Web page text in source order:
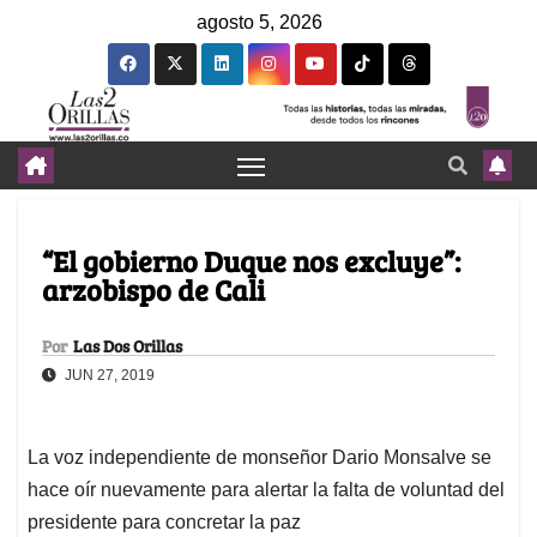
agosto 5, 2026
“El gobierno Duque nos excluye”:
arzobispo de Cali
Por Las Dos Orillas
JUN 27, 2019
La voz independiente de monseñor Dario Monsalve se
hace oír nuevamente para alertar la falta de voluntad del
presidente para concretar la paz